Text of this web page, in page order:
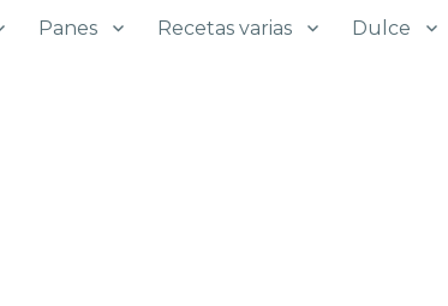
Panes Recetas varias Dulce